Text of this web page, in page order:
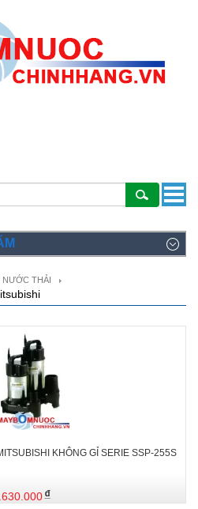
NƯỚC THẢI
KHÔNG GỈ SERIE SSP-255S